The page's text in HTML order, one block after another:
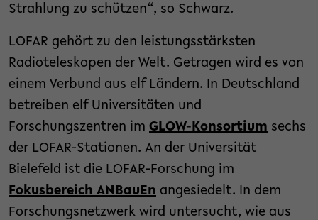
Strahlung zu schützen“, so Schwarz.
LOFAR gehört zu den leistungsstärksten
Radioteleskopen der Welt. Getragen wird es von
einem Verbund aus elf Ländern. In Deutschland
betreiben elf Universitäten und
Forschungszentren im GLOW-Konsortium sechs
der LOFAR-Stationen. An der Universität
Bielefeld ist die LOFAR-Forschung im
Fokusbereich ANBauEn angesiedelt. In dem
Forschungsnetzwerk wird untersucht, wie aus